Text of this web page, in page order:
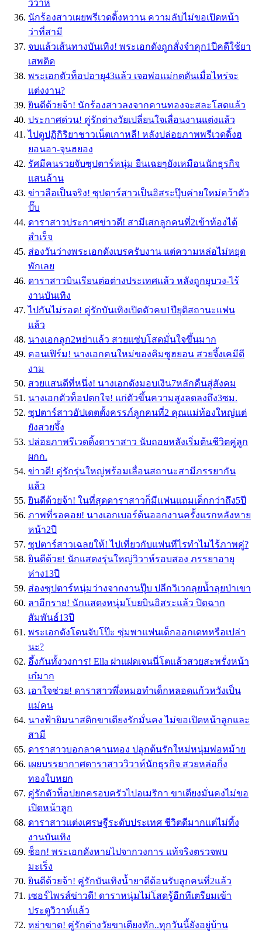
วิวาห์
นักร้องสาวเผยพรีเวดดิ้งหวาน ความลับไม่ขอเปิดหน้า
ว่าที่สามี
จบแล้วเส้นทางบันเทิง! พระเอกดังถูกสั่งจำคุก1ปีคดีใช้ยา
เสพติด
พระเอกตัวท็อปอายุ43แล้ว เจอพ่อแม่กดดันเมื่อไหร่จะ
แต่งงาน?
ยินดีด้วยจ้า! นักร้องสาวลงจากคานทองจะสละโสดแล้ว
ประกาศด่วน! คู่รักต่างวัยเปลี่ยนใจเลื่อนงานแต่งแล้ว
ไปดูปฏิกิริยาชาวเน็ตเกาหลี! หลังปล่อยภาพพรีเวดดิ้งฮ
ยอนอา-จุนฮยอง
รัศมีคนรวยจับซุปตาร์หนุ่ม ยืนเฉยๆยังเหมือนนักธุรกิจ
แสนล้าน
ข่าวลือเป็นจริง! ซุปตาร์สาวเป็นอิสระปุ๊บค่ายใหม่คว้าตัว
ปั๊บ
ดาราสาวประกาศข่าวดี! สามีเสกลูกคนที่2เข้าท้องได้
สำเร็จ
ส่องวันว่างพระเอกดังเบรครับงาน แต่ความหล่อไม่หยุด
พักเลย
ดาราสาวบินเรียนต่อต่างประเทศแล้ว หลังถูกยุบวง-ไร้
งานบันเทิง
ไปกันไม่รอด! คู่รักบันเทิงเปิดตัวคบ1ปียุติสถานะแฟน
แล้ว
นางเอกลูก2หย่าแล้ว สวยแซ่บโสดมั่นใจขึ้นมาก
คอนเฟิร์ม! นางเอกคนใหม่ของคิมซูฮยอน สวยจึ้งเคมีดี
งาม
สวยแสนดีที่หนึ่ง! นางเอกดังมอบเงิน7หลักคืนสู่สังคม
นางเอกตัวท็อปตกใจ! แก่ตัวขึ้นความสูงลดลงถึง3ซม.
ซุปตาร์สาวอัปเดตตั้งครรภ์ลูกคนที่2 คุณแม่ท้องใหญ่แต่
ยังสวยจึ้ง
ปล่อยภาพรีเวดดิ้งดาราสาว นับถอยหลังเริ่มต้นชีวิตคู่ลูก
ผกก.
ข่าวดี! คู่รักรุ่นใหญ่พร้อมเลื่อนสถานะสามีภรรยากัน
แล้ว
ยินดีด้วยจ้า! ในที่สุดดาราสาวก็มีแฟนแถมเด็กกว่าถึง5ปี
ภาพที่รอคอย! นางเอกเบอร์ต้นออกงานครั้งแรกหลังหาย
หน้า2ปี
ซุปตาร์สาวเฉลยให้! ไปเที่ยวกับแฟนทีไรทำไมไร้ภาพคู่?
ยินดีด้วย! นักแสดงรุ่นใหญ่วิวาห์รอบสอง ภรรยาอายุ
ห่าง13ปี
ส่องซุปตาร์หนุ่มว่างจากงานปุ๊บ ปลีกวิเวกลุยน้ำลุยป่าเขา
ลาอีกราย! นักแสดงหนุ่มโบยบินอิสระแล้ว ปิดฉาก
สัมพันธ์13ปี
พระเอกดังโดนจับโป๊ะ ซุ่มพาแฟนเด็กออกเดทหรือเปล่า
นะ?
อึ้งกันทั้งวงการ! Ella ฝาแฝดเจนนี่โตแล้วสวยสะพรั่งหน้า
เก๋มาก
เอาใจช่วย! ดาราสาวพึ่งหมอทําเด็กหลอดแก้วหวังเป็น
แม่คน
นางฟ้ายิมนาสติกขาเตียงรักมั่นคง ไม่ขอเปิดหน้าลูกและ
สามี
ดาราสาวบอกลาคานทอง ปลูกต้นรักใหม่หนุ่มพ่อหม้าย
เผยบรรยากาศดาราสาววิวาห์นักธุรกิจ สวยหล่อกิ่ง
ทองใบหยก
คู่รักตัวท็อปยกครอบครัวไปอเมริกา ขาเตียงมั่นคงไม่ขอ
เปิดหน้าลูก
ดาราสาวแต่งเศรษฐีระดับประเทศ ชีวิตดีมากแต่ไม่ทิ้ง
งานบันเทิง
ช็อก! พระเอกดังหายไปจากวงการ แท้จริงตรวจพบ
มะเร็ง
ยินดีด้วยจ้า! คู่รักบันเทิงน้ำยาดีต้อนรับลูกคนที่2แล้ว
เซอร์ไพรส์ข่าวดี! ดาราหนุ่มไม่โสดรู้อีกทีเตรียมเข้า
ประตูวิวาห์แล้ว
หย่าขาด! คู่รักต่างวัยขาเตียงหัก..ทุกวันนี้ยังอยู่บ้าน